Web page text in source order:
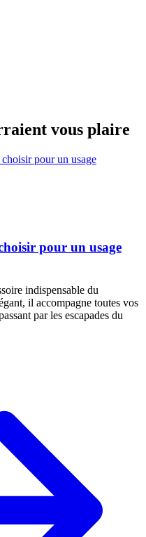
vous plaire
pour un usage
indispensable du
il accompagne toutes vos
par les escapades du